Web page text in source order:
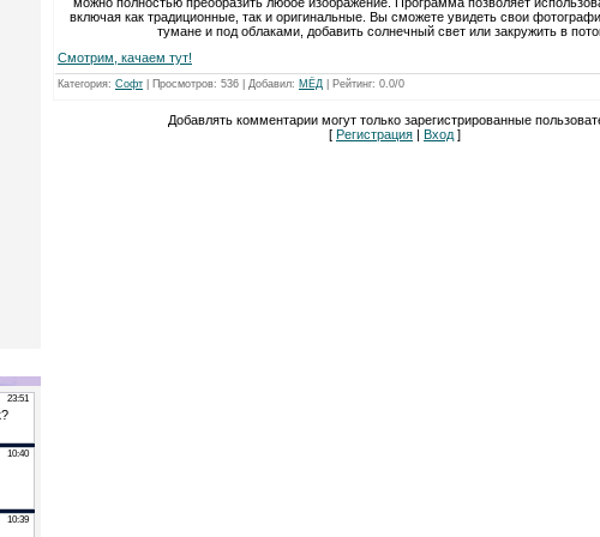
включая как традиционные, так и оригинальные. Вы сможете увидеть свои
тумане и под облаками, добавить солнечный свет или закружить в
Смотрим, качаем тут!
Категория: Софт Просмотров: 536 | Добавил: МЁД Рейтинг: 0.0/0
Добавлять комментарии могут только зарегистрированные
[ Регистрация | Вход ]